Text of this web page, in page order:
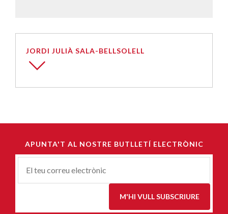
JORDI JULIÀ SALA-BELLSOLELL
APUNTA'T AL NOSTRE BUTLLETÍ ELECTRÒNIC
Correu-
M'HI VULL SUBSCRIURE